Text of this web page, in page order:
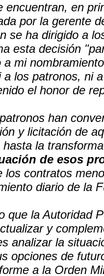
encuentran, en
por la gerente
se ha dirigido a
esta decisión
mi
los patronos, ni
el honor de
han
y licitación de
la
de esos
los contratos
diario de la
que la Autoridad
y
analizar la
opciones de
a la Orden